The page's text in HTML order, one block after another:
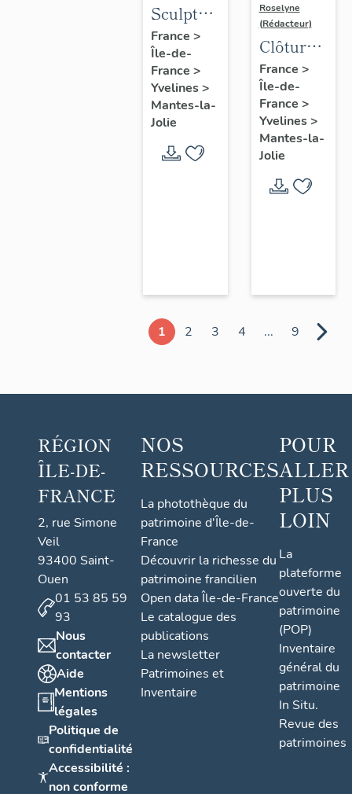
Sculpture
: la
Ronde
France >
Île-de-
France >
Yvelines>
Mantes-la-
Jolie
Roselyne
(Rédacteur)
Clôture
de
chœur
France >
Île-de-
France >
Yvelines>
Mantes-la-
Jolie
1 2 3 4 ... 9
RÉGION
ÎLE-DE-
FRANCE
2, rue Simone
Veil
93400 Saint-
Ouen
01 53 85 59
93
Nous
contacter
Aide
Mentions
légales
Politique de
confidentialité
Accessibilité :
non conforme
NOS
RESSOURCES
La photothèque du
patrimoine d'Île-de-
France
Découvrir la richesse du
patrimoine francilien
Open data Île-de-France
Le catalogue des
publications
La newsletter
Patrimoines et
Inventaire
POUR
ALLER
PLUS
LOIN
La
plateforme
ouverte du
patrimoine
(POP)
Inventaire
général du
patrimoine
In Situ.
Revue des
patrimoines